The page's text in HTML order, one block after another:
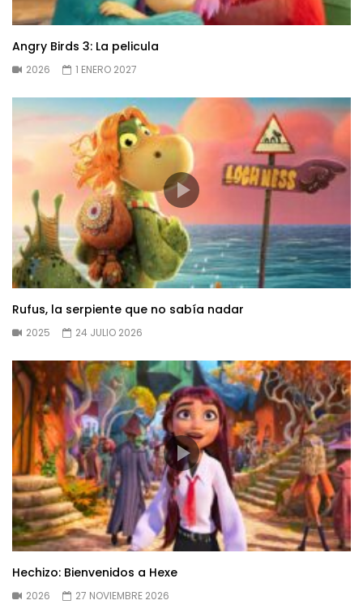
Angry Birds 3: La pelicula
2026 1 ENERO 2027
Rufus, la serpiente que no sabía nadar
2025 24 JULIO 2026
Hechizo: Bienvenidos a Hexe
2026 27 NOVIEMBRE 2026